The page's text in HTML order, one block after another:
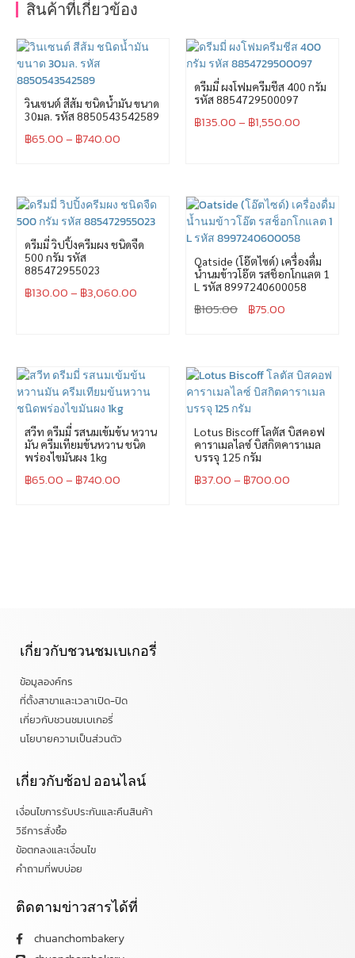
สินค้าที่เกี่ยวข้อง
วินเซนต์ สีส้ม ชนิดน้ำมัน ขนาด
30มล. รหัส 8850543542589
฿65.00– ฿740.00
ดรีมมี่ ผงโฟมครีมชีส 400 กรัม
รหัส 8854729500097
฿135.00– ฿1,550.00
ดรีมมี่ วิปปิ้งครีมผง ชนิดจืด
500 กรัม รหัส
885472955023
฿130.00– ฿3,060.00
Oatside (โอ๊ตไซด์) เครื่องดื่ม
น้ำนมข้าวโอ๊ต รสช็อกโกแลต 1
L รหัส 8997240600058
฿105.00 ฿75.00
สวีท ดรีมมี่ รสนมเข้มข้น หวาน
มัน ครีมเทียมข้นหวาน ชนิด
พร่องไขมันผง 1kg
฿65.00– ฿740.00
Lotus Biscoff โลตัส บิสคอฟ
คาราเมลไลซ์ บิสกิตคาราเมล
บรรจุ 125 กรัม
฿37.00– ฿700.00
เกี่ยวกับชวนชมเบเกอรี่
ข้อมูลองค์กร
ที่ตั้งสาขาและเวลาเปิด-ปิด
เกี่ยวกับชวนชมเบเกอรี่
นโยบายความเป็นส่วนตัว
เกี่ยวกับช้อป ออนไลน์
เงื่อนไขการรับประกันและคืนสินค้า
วิธีการสั่งซื้อ
ข้อตกลงและเงื่อนไข
คำถามที่พบบ่อย
ติดตามข่าวสารได้ที่
chuanchombakery